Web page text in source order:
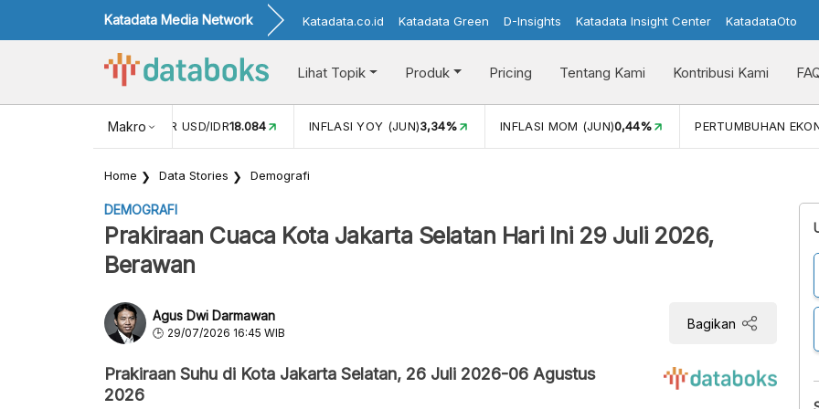
Katadata Media Network Katadata.co.id Katadata Green D-Insights Katadata Insight Center KatadataOto
Lihat Topik Produk Pricing Tentang Kami Kontribusi Kami
Makro
NILAI TUKAR USD/IDR18.084 INFLASI YOY (JUN)3,34% INFLASI MOM (JUN)0,44% PERTUMBUHAN
Home Data Stories Demografi
DEMOGRAFI
Prakiraan Cuaca Kota Jakarta Selatan Hari Ini 29 Juli 2026,
Berawan
Agus Dwi Darmawan
29/07/2026 16:45 WIB
Bagikan
Prakiraan Suhu di Kota Jakarta Selatan, 26 Juli 2026-06 Agustus
2026